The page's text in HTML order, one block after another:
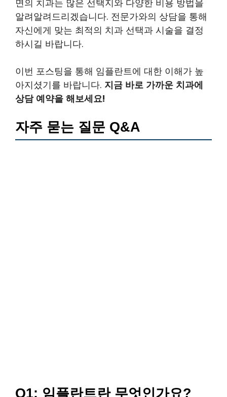
면의 치과는 많은 선택지와 다양한 비용 방법을
알려알려드리겠습니다. 전문가와의 상담을 통해
자신에게 맞는 최적의 치과 선택과 시술을 결정
하시길 바랍니다.
이번 포스팅을 통해 임플란트에 대한 이해가 높
아지셨기를 바랍니다. 지금 바로 가까운 치과에
상담 예약을 해보세요!
자주 묻는 질문 Q&A
Q1: 임플란트란 무엇인가요?